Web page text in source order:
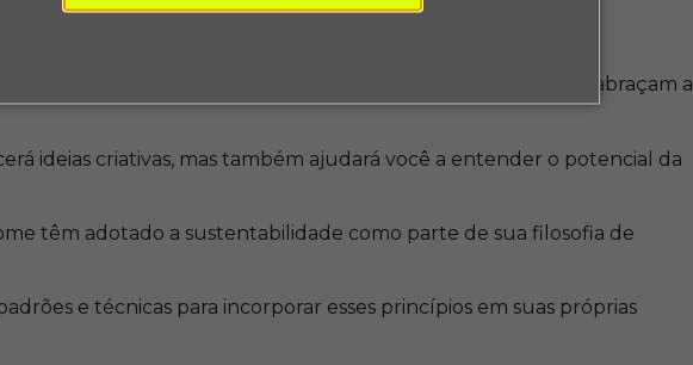
na Moda Sustentável
é útil pesquisar e se inspirar em designers e marcas que abraçam a
ideias criativas, mas também ajudará você a entender o potencial da
têm adotado a sustentabilidade como parte de sua filosofia de
e técnicas para incorporar esses princípios em suas próprias